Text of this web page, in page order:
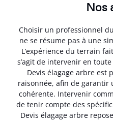
Nos
Choisir un professionnel
ne se résume pas à une
L’expérience du terrain
s’agit de intervenir en
Devis élagage arbre est
raisonnée, afin de
cohérente. Intervenir
de tenir compte des
Devis élagage arbre